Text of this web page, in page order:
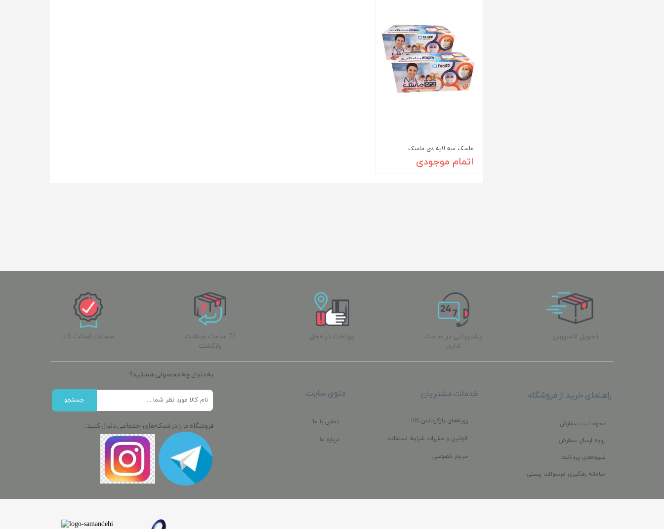
ماسک سه لایه دی ماسک
اتمام موجودی
تحویل اکسپرس
پشتیبانی در ساعت
اداری
پرداخت در محل
72 ساعت ضمانت
بازگشت
ضمانت اصالت کالا
راهنمای خرید از فروشگاه
نحوه ثبت سفارش
رویه ارسال سفارش
شیوه‌های پرداخت
سامانه رهگیری مرسولات پستی
خدمات مشتریان
رویه‌های بازگرداندن کالا
قوانین و مقررات شرایط استفاده
حریم خصوصی
منوی سایت
تماس با ما
درباره ما
به دنبال چه محصولی هستید؟
جستجو
فروشگاه ما را در شبکه‌های اجتماعی دنبال کنید: